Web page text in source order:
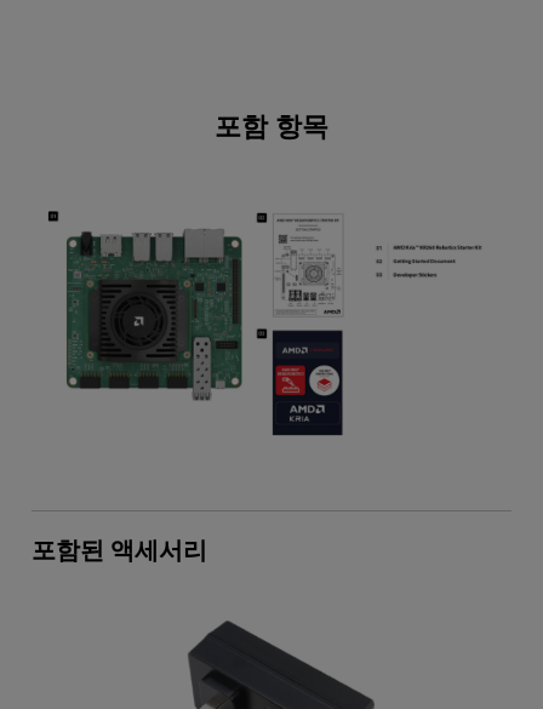
포함 항목
포함된 액세서리